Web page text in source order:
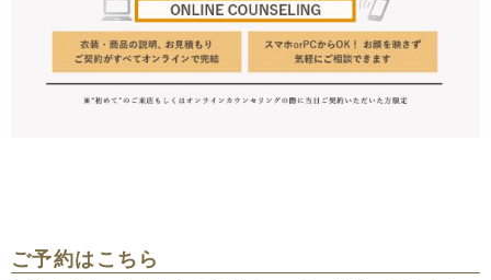
ご予約はこちら